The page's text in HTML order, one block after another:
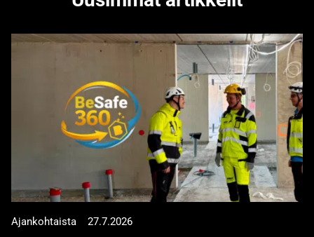
Ajankohtaista 27.7.2026